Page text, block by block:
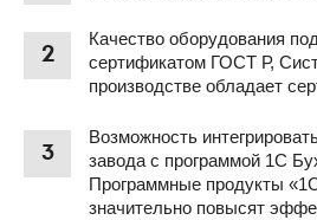
2
Качество оборудования
сертификатом ГОСТ Р,
производстве обладает
3
Возможность
завода с программой 1С
Программные продукты
значительно повысят